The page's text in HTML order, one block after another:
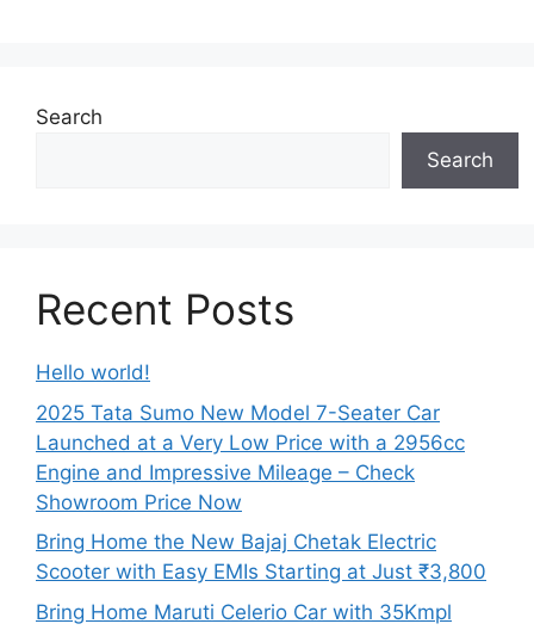
Search
Search
Recent Posts
Hello world!
2025 Tata Sumo New Model 7-Seater Car
Launched at a Very Low Price with a 2956cc
Engine and Impressive Mileage – Check
Showroom Price Now
Bring Home the New Bajaj Chetak Electric
Scooter with Easy EMIs Starting at Just ₹3,800
Bring Home Maruti Celerio Car with 35Kmpl